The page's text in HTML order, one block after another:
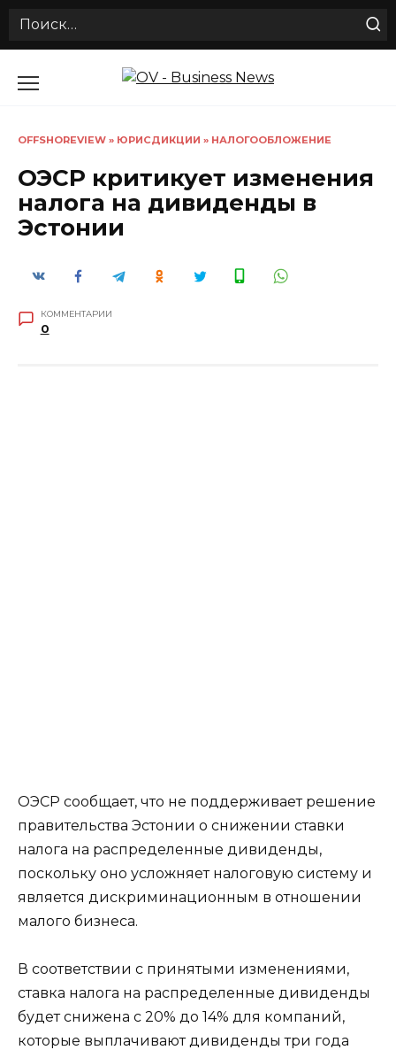
Search
OFFSHOREVIEW » ЮРИСДИКЦИИ » НАЛОГООБЛОЖЕНИЕ
ОЭСР критикует изменения
налога на дивиденды в
Эстонии
КОММЕНТАРИИ
0
ОЭСР сообщает, что не поддерживает решение
правительства Эстонии о снижении ставки
налога на распределенные дивиденды,
поскольку оно усложняет налоговую систему и
является дискриминационным в отношении
малого бизнеса.
В соответствии с принятыми изменениями,
ставка налога на распределенные дивиденды
будет снижена с 20% до 14% для компаний,
которые выплачивают дивиденды три года